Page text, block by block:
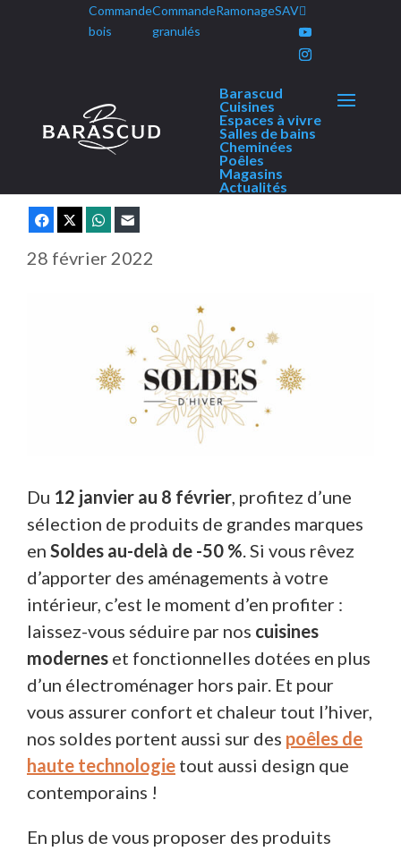
Panneau de gestion des cookies
Commande
bois
Commande
granulés
RamonageSAV
Barascud
Cuisines
Espaces à vivre
Salles de bains
Cheminées
Poêles
Magasins
Actualités
Soldes d’hiver 2022 chez
Barascud
Facebook WhatsApp
28 février 2022
Du 12 janvier au 8 février , profitez d’une
sélection de produits de grandes marques
en Soldes au-delà de -50 % . Si vous rêvez
d’apporter des aménagements à votre
intérieur, c’est le moment d’en profiter :
laissez-vous séduire par nos cuisines
modernes et fonctionnelles dotées en plus
d’un électroménager hors pair. Et pour
vous assurer confort et chaleur tout l’hiver,
nos soldes portent aussi sur des poêles de
haute technologie tout aussi design que
contemporains !
En plus de vous proposer des produits